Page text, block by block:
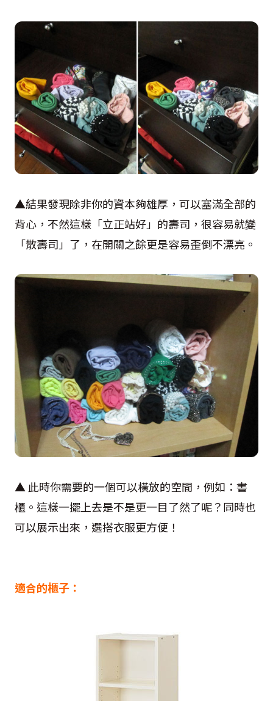
▲結果發現除非你的資本夠雄厚，可以塞滿全部的
背心，不然這樣「立正站好」的壽司，很容易就變
「散壽司」了，在開關之餘更是容易歪倒不漂亮。
▲ 此時你需要的一個可以橫放的空間，例如：書
櫃。這樣一擺上去是不是更一目了然了呢？同時也
可以展示出來，選搭衣服更方便！
適合的櫃子：